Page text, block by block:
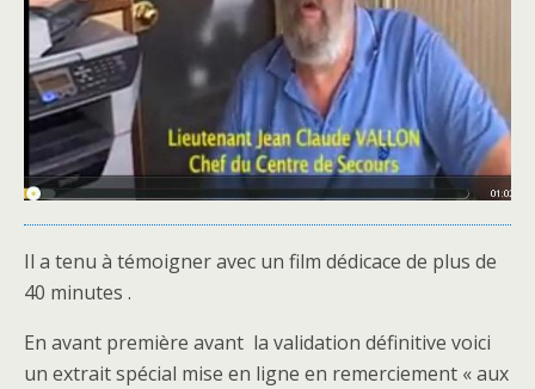
Il a tenu à témoigner avec un film dédicace de plus de
40 minutes .
En avant première avant la validation définitive voici
un extrait spécial mise en ligne en remerciement « aux